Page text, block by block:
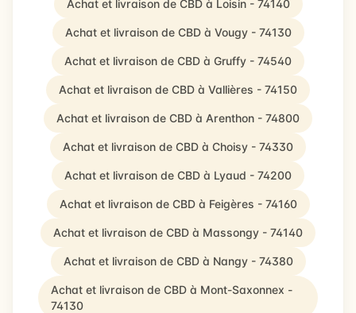
Achat et livraison de CBD à Loisin - 74140
Achat et livraison de CBD à Vougy - 74130
Achat et livraison de CBD à Gruffy - 74540
Achat et livraison de CBD à Vallières - 74150
Achat et livraison de CBD à Arenthon - 74800
Achat et livraison de CBD à Choisy - 74330
Achat et livraison de CBD à Lyaud - 74200
Achat et livraison de CBD à Feigères - 74160
Achat et livraison de CBD à Massongy - 74140
Achat et livraison de CBD à Nangy - 74380
Achat et livraison de CBD à Mont-Saxonnex -
74130